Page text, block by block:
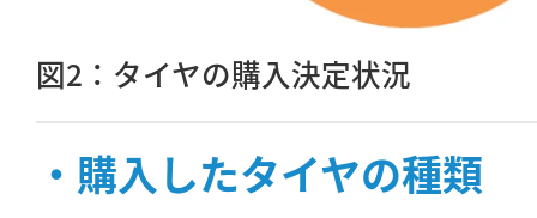
図2：タイヤの購入決定状況
・購入したタイヤの種類